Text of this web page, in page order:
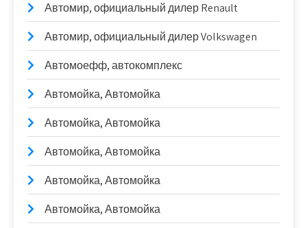
Автомир, официальный дилер Renault
Автомир, официальный дилер Volkswagen
Автомоефф, автокомплекс
Автомойка, Автомойка
Автомойка, Автомойка
Автомойка, Автомойка
Автомойка, Автомойка
Автомойка, Автомойка